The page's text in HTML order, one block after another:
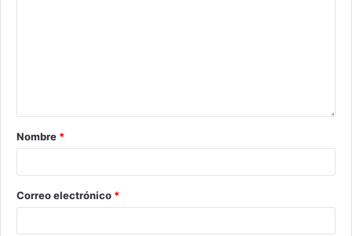
Nombre *
Correo electrónico *